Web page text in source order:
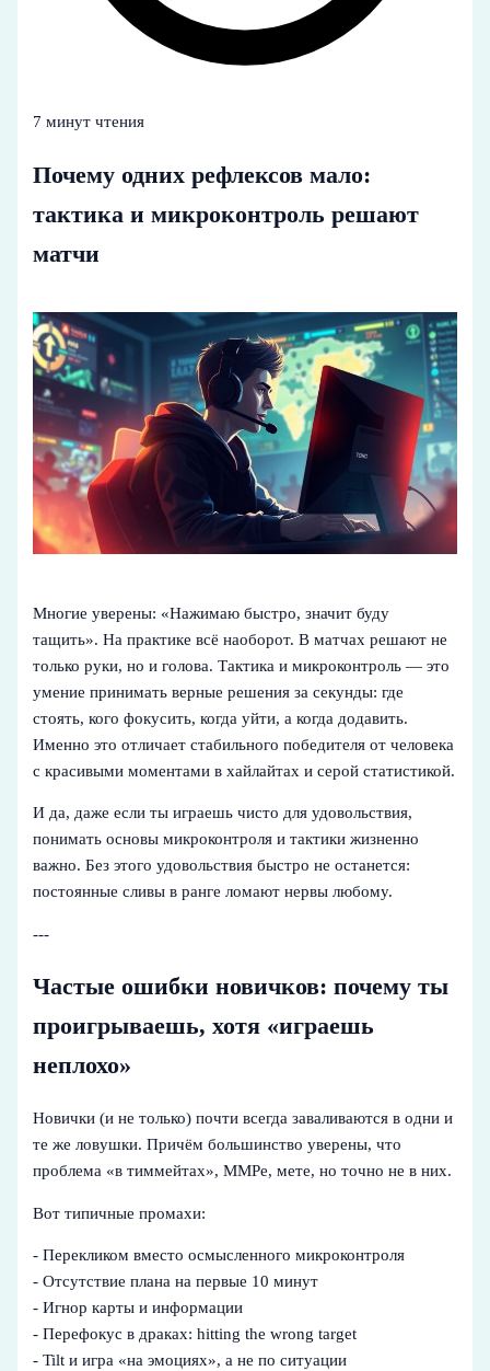
7 минут чтения
Почему одних рефлексов мало:
тактика и микроконтроль решают
матчи
Многие уверены: «Нажимаю быстро, значит буду
тащить». На практике всё наоборот. В матчах решают не
только руки, но и голова. Тактика и микроконтроль — это
умение принимать верные решения за секунды: где
стоять, кого фокусить, когда уйти, а когда додавить.
Именно это отличает стабильного победителя от человека
с красивыми моментами в хайлайтах и серой статистикой.
И да, даже если ты играешь чисто для удовольствия,
понимать основы микроконтроля и тактики жизненно
важно. Без этого удовольствия быстро не останется:
постоянные сливы в ранге ломают нервы любому.
---
Частые ошибки новичков: почему ты
проигрываешь, хотя «играешь
неплохо»
Новички (и не только) почти всегда заваливаются в одни и
те же ловушки. Причём большинство уверены, что
проблема «в тиммейтах», ММРе, мете, но точно не в них.
Вот типичные промахи:
- Перекликом вместо осмысленного микроконтроля
- Отсутствие плана на первые 10 минут
- Игнор карты и информации
- Перефокус в драках: hitting the wrong target
- Tilt и игра «на эмоциях», а не по ситуации